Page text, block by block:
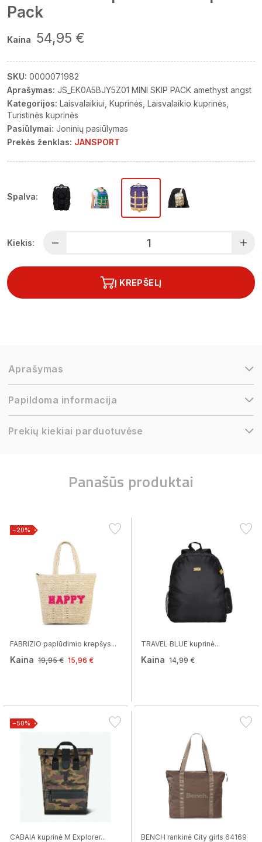
Pack
Kaina 54,95 €
SKU: 0000071982
Aprašymas: JS_EK0A5BJY5Z01 MINI SKIP PACK amethyst angst
Kategorijos: Laisvalaikiui Kuprinės Laisvalaikio kuprinės
Turistinės kuprinės
Pasiūlymai: Joninių pasiūlymas
Prekės ženklas: JANSPORT
Spalva:
Kiekis:
Į KREPŠELĮ
Aprašymas
Papildoma informacija
Prekių kiekiai parduotuvėse
Panašūs produktai
−20%
FABRIZIO paplūdimio krepšys...
Kaina 19,95 € 15,96 €
TRAVEL BLUE kuprinė...
Kaina 14,99 €
−50%
CABAIA kuprinė M Explorer... BENCH rankinė City girls 64169